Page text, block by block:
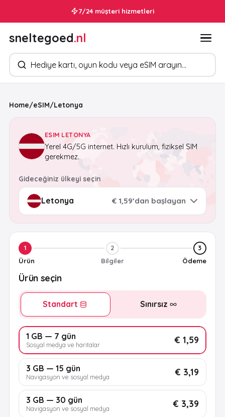
7/24 müşteri hizmetleri
sneltegoed.nl
Ürün arayın
Home/eSIM/Letonya
ESIM LETONYA
Yerel 4G/5G internet. Hızlı kurulum, fiziksel SIM
gerekmez.
Gideceğiniz ülkeyi seçin
€ 1,59’dan başlayan
1
Ürün
2
Bilgiler
3
Ödeme
Ürün seçin
Standart Sınırsız
1 GB — 7 gün
Sosyal medya ve haritalar € 1,59
3 GB — 15 gün
Navigasyon ve sosyal medya € 3,19
3 GB — 30 gün
Navigasyon ve sosyal medya € 3,39